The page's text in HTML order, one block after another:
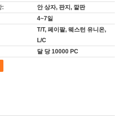
:
안 상자, 판지, 깔판
4~7일
T/T, 페이팔, 웨스턴 유니온,
L/C
달 당 10000 PC